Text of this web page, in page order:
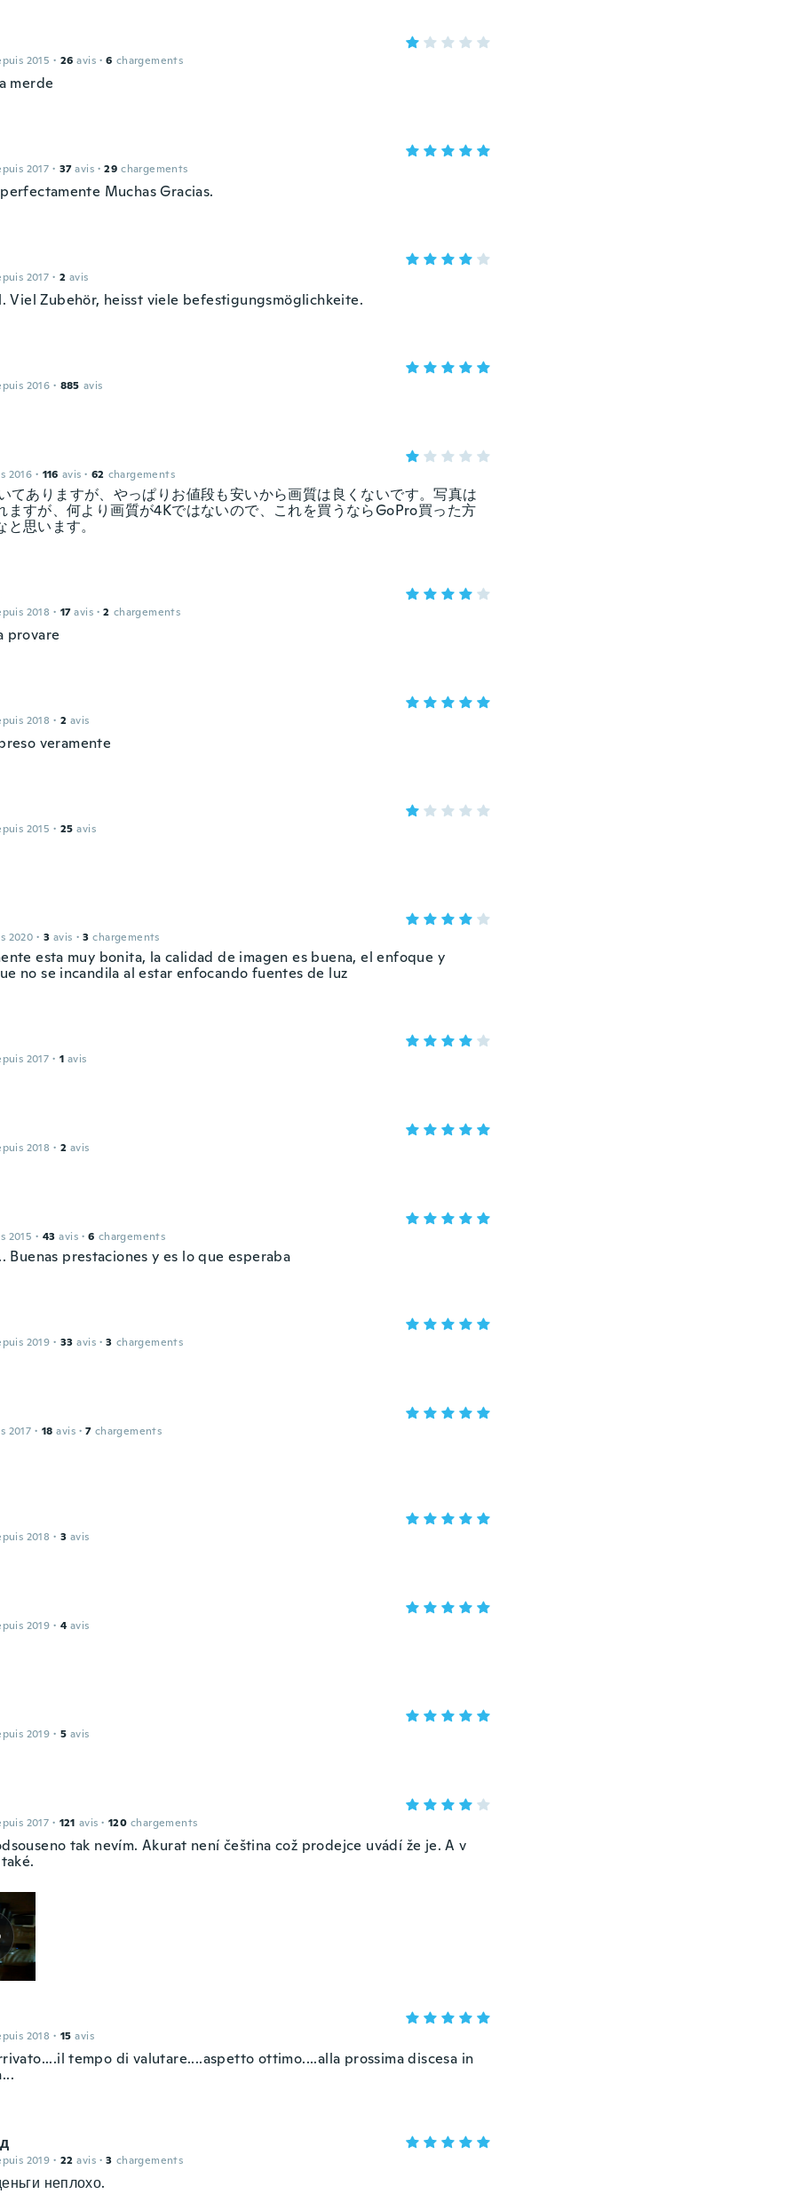
2015 · 26 avis · 6 chargements
merde
2017 · 37 avis · 29 chargements
Muchas Gracias.
2017 · 2 avis
Viel Zubehör, heisst viele befestigungsmöglichkeite.
2016 · 885 avis
2016 · 116 avis · 62 chargements
てありますが、やっぱりお値段も安いから画質は良くないです。写真は
ますが、何より画質が4Kではないので、これを買うならGoPro買った方
と思います。
2018 · 17 avis · 2 chargements
provare
2018 · 2 avis
veramente
2015 · 25 avis
2020 · 3 avis · 3 chargements
esta muy bonita, la calidad de imagen es buena, el enfoque y
no se incandila al estar enfocando fuentes de luz
2017 · 1 avis
2018 · 2 avis
2015 · 43 avis · 6 chargements
Buenas prestaciones y es lo que esperaba
2019 · 33 avis · 3 chargements
2017 · 18 avis · 7 chargements
2018 · 3 avis
2019 · 4 avis
2019 · 5 avis
2017 · 121 avis · 120 chargements
tak nevím. Akurat není čeština což prodejce uvádí že je. A v
2018 · 15 avis
tempo di valutare....aspetto ottimo....alla prossima discesa in
2019 · 22 avis · 3 chargements
неплохо.